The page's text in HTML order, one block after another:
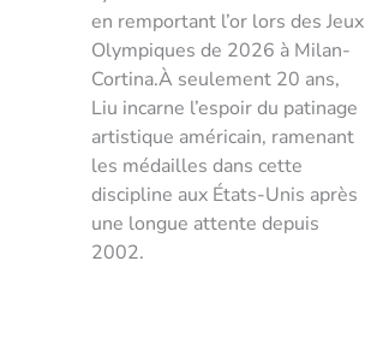
en remportant l’or lors des Jeux
Olympiques de 2026 à Milan-
Cortina.À seulement 20 ans,
Liu incarne l’espoir du patinage
artistique américain, ramenant
les médailles dans cette
discipline aux États-Unis après
une longue attente depuis
2002.